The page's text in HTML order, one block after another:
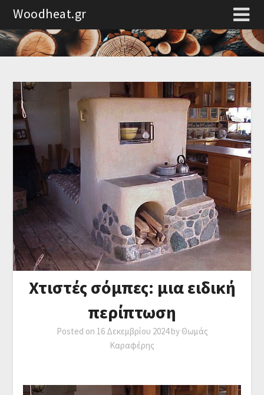
Woodheat.gr
Χτιστές σόμπες: μια ειδική
περίπτωση
Posted on 16 Δεκεμβρίου 2024by Θωμάς
Καραφέρης